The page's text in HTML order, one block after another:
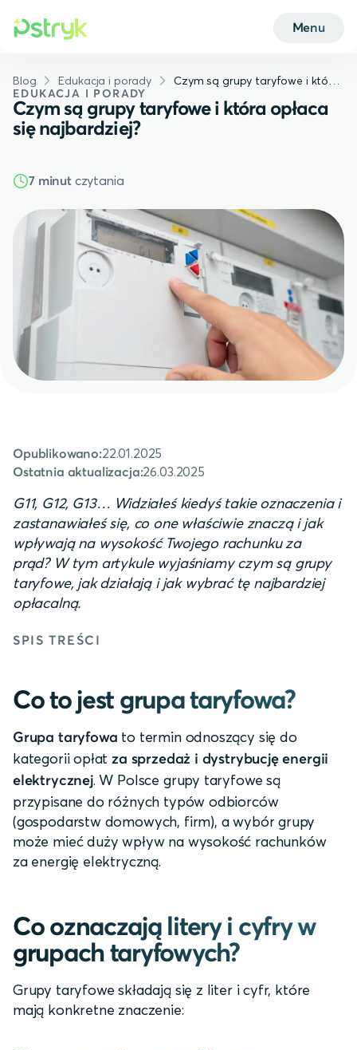
Menu
Blog Edukacja i porady
EDUKACJA I PORADY
Czym są grupy taryfowe i która opłaca
się najbardziej?
7 minutczytania
Opublikowano:22.01.2025
Ostatnia aktualizacja:26.03.2025
G11, G12, G13… Widziałeś kiedyś takie oznaczenia i
zastanawiałeś się, co one właściwie znaczą i jak
wpływają na wysokość Twojego rachunku za
prąd? W tym artykule wyjaśniamy czym są grupy
taryfowe, jak działają i jak wybrać tę najbardziej
opłacalną.
SPIS TREŚCI
Co to jest grupa taryfowa?
Grupa taryfowa to termin odnoszący się do
kategorii opłatza sprzedaż i dystrybucję energii
elektrycznej. W Polsce grupy taryfowe są
przypisane do różnych typów odbiorców
(gospodarstw domowych, firm), a wybór grupy
może mieć duży wpływ na wysokość rachunków
za energię elektryczną.
Co oznaczają litery i cyfry w
grupach taryfowych?
Grupy taryfowe składają się z liter i cyfr, które
mają konkretne znaczenie: